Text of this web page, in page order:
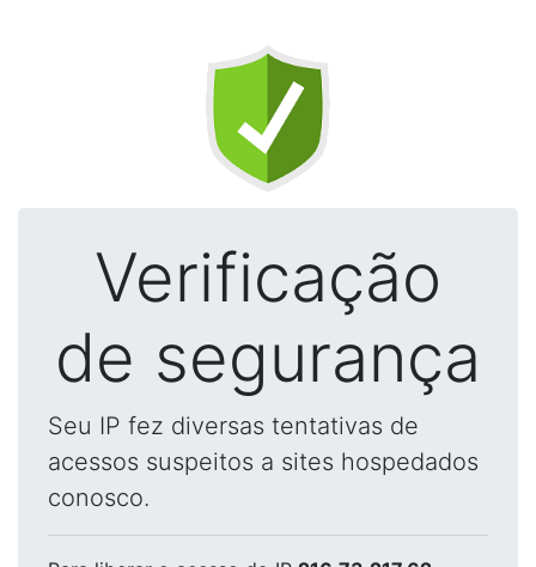
Verificação
de segurança
Seu IP fez diversas tentativas de
acessos suspeitos a sites hospedados
conosco.